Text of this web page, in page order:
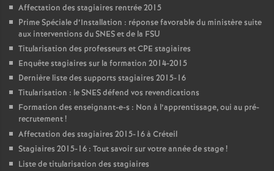
Affectation des stagiaires rentrée 2015
Prime Spéciale d’Installation : réponse favorable du ministère suite
aux interventions duSNESet de la FSU
Titularisation des professeurs etCPE stagiaires
Enquête stagiaires sur la formation 2014-2015
Dernière liste des supports stagiaires 2015-16
Titularisation : leSNESdéfend vos revendications
Formation des enseignant-e-s : Non à l’apprentissage, oui au pré-
recrutement!
Affectation des stagiaires 2015-16 à Créteil
Stagiaires 2015-16 : Tout savoir sur votre année de stage!
Liste de titularisation des stagiaires